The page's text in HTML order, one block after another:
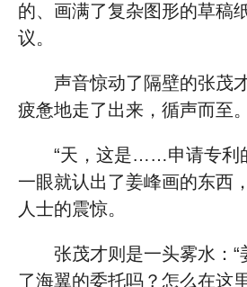
的、画满了复杂图形的草稿
议。
声音惊动了隔壁的张茂
疲惫地走了出来，循声而至。
“天，这是……申请专利
一眼就认出了姜峰画的东西
人士的震惊。
张茂才则是一头雾水：
了海翼的委托吗？怎么在这